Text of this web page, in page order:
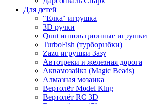
Для детей
"Елка" игрушка
3D ручки
Quut инновационные игрушки
TurboFish (турборыбки)
Zazu игрушки Зазу
Автотреки и железная дорога
Аквамозайка (Magic Beads)
Алмазная мозаика
Вертолёт Model King
Вертолёт RC 3D